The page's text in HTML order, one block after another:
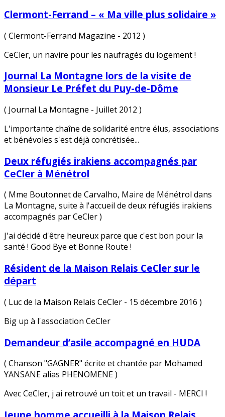
Clermont-Ferrand – « Ma ville plus solidaire »
( Clermont-Ferrand Magazine - 2012 )
CeCler, un navire pour les naufragés du logement !
Journal La Montagne lors de la visite de
Monsieur Le Préfet du Puy-de-Dôme
( Journal La Montagne - Juillet 2012 )
L'importante chaîne de solidarité entre élus, associations
et bénévoles s'est déjà concrétisée...
Deux réfugiés irakiens accompagnés par
CeCler à Ménétrol
( Mme Boutonnet de Carvalho, Maire de Ménétrol dans
La Montagne, suite à l'accueil de deux réfugiés irakiens
accompagnés par CeCler )
J'ai décidé d'être heureux parce que c'est bon pour la
santé ! Good Bye et Bonne Route !
Résident de la Maison Relais CeCler sur le
départ
( Luc de la Maison Relais CeCler - 15 décembre 2016 )
Big up à l'association CeCler
Demandeur d’asile accompagné en HUDA
( Chanson "GAGNER" écrite et chantée par Mohamed
YANSANE alias PHENOMENE )
Avec CeCler, j ai retrouvé un toit et un travail - MERCI !